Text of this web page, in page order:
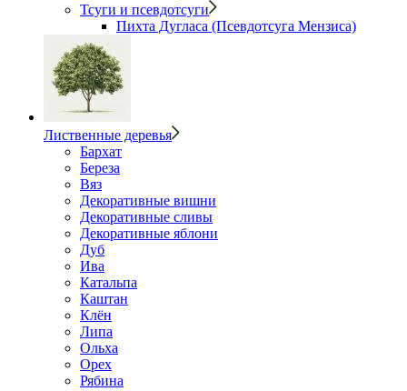
Тсуги и псевдотсуги
Пихта Дугласа (Псевдотсуга Мензиса)
Лиственные деревья
Бархат
Береза
Вяз
Декоративные вишни
Декоративные сливы
Декоративные яблони
Дуб
Ива
Катальпа
Каштан
Клён
Липа
Ольха
Орех
Рябина